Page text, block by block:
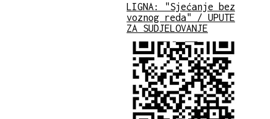
LIGNA: "Sjećanje bez
voznog reda" / UPUTE
ZA SUDJELOVANJE